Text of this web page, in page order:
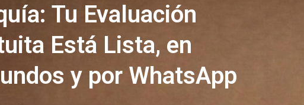
Tu Evaluación
Está Lista, en
y por WhatsApp